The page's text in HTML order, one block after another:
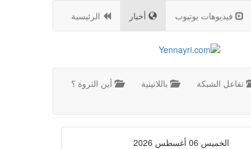
الرئيسية أخبار فيديوهات يوتيوب
أين الثروة ؟
باللاتينية تفاعل الشبكة
الخميس 06 أغسطس 2026